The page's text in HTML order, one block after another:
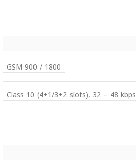
GSM 900 / 1800
Class 10 (4+1/3+2 slots), 32 – 48 kbps